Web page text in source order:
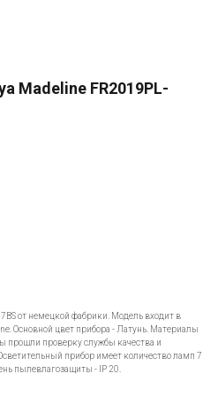
Madeline FR2019PL-
от немецкой фабрики. Модель входит в
Основной цвет прибора - Латунь. Материалы
прошли проверку службы качества и
прибор имеет количество ламп 7
пылевлагозащиты - IP 20.